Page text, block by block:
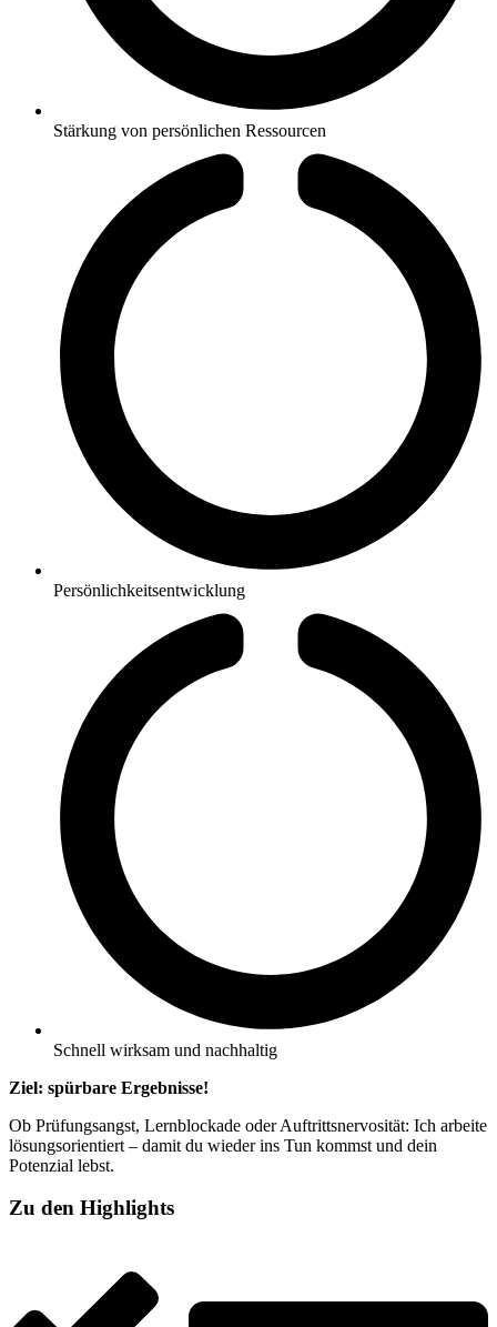
Stärkung von persönlichen Ressourcen
Persönlichkeitsentwicklung
Schnell wirksam und nachhaltig
Ziel: spürbare Ergebnisse!
Ob Prüfungsangst, Lernblockade oder Auftrittsnervosität: Ich arbeite
lösungsorientiert – damit du wieder ins Tun kommst und dein
Potenzial lebst.
Zu den Highlights